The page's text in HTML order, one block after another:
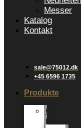
Messer
Katalog
Kontakt
sale@75012.dk
+45 6596 1735
Produkte
Groene
planten